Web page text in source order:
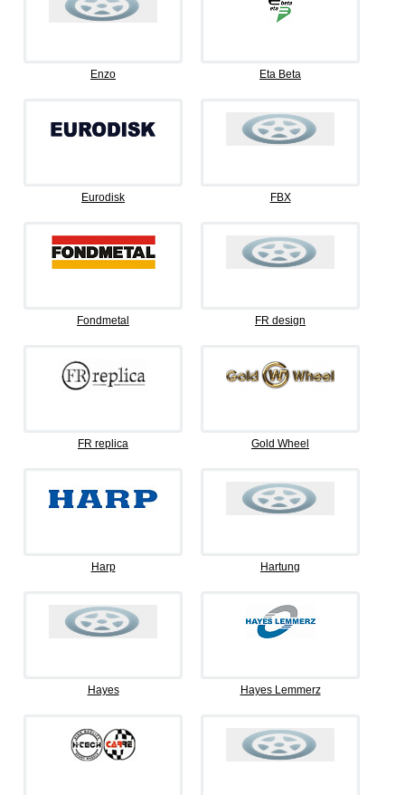
Enzo Eta Beta
Eurodisk FBX
Fondmetal FR design
FR replica Gold Wheel
Harp Hartung
Hayes Hayes Lemmerz